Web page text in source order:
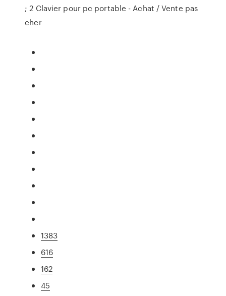
; 2 Clavier pour pc portable - Achat / Vente pas
cher
1383
616
162
45